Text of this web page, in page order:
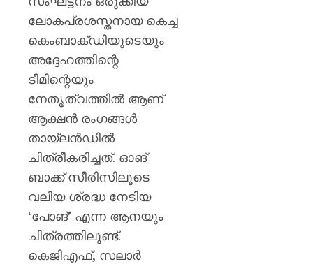
ലോകപ്രശസ്തനായ കെച്ച
കെംബാക്ഡിയുടെയും
അദ്ദേഹത്തിന്റെ
ടീമിന്റെയും
നേതൃത്വത്തിൽ ആണ്
ആക്ഷൻ രംഗങ്ങൾ
തായ്ലൻഡിൽ
ചിത്രീകരിച്ചത്. ഓങ്
ബാക്ക് സീരിസിലൂടെ
വലിയ ശ്രദ്ധ നേടിയ
‘പോങ്’ എന്ന ആനയും
ചിത്രത്തിലുണ്ട്.
കെജിഎഫ്, സലാർ